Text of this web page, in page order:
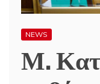
NEWS
Μ.